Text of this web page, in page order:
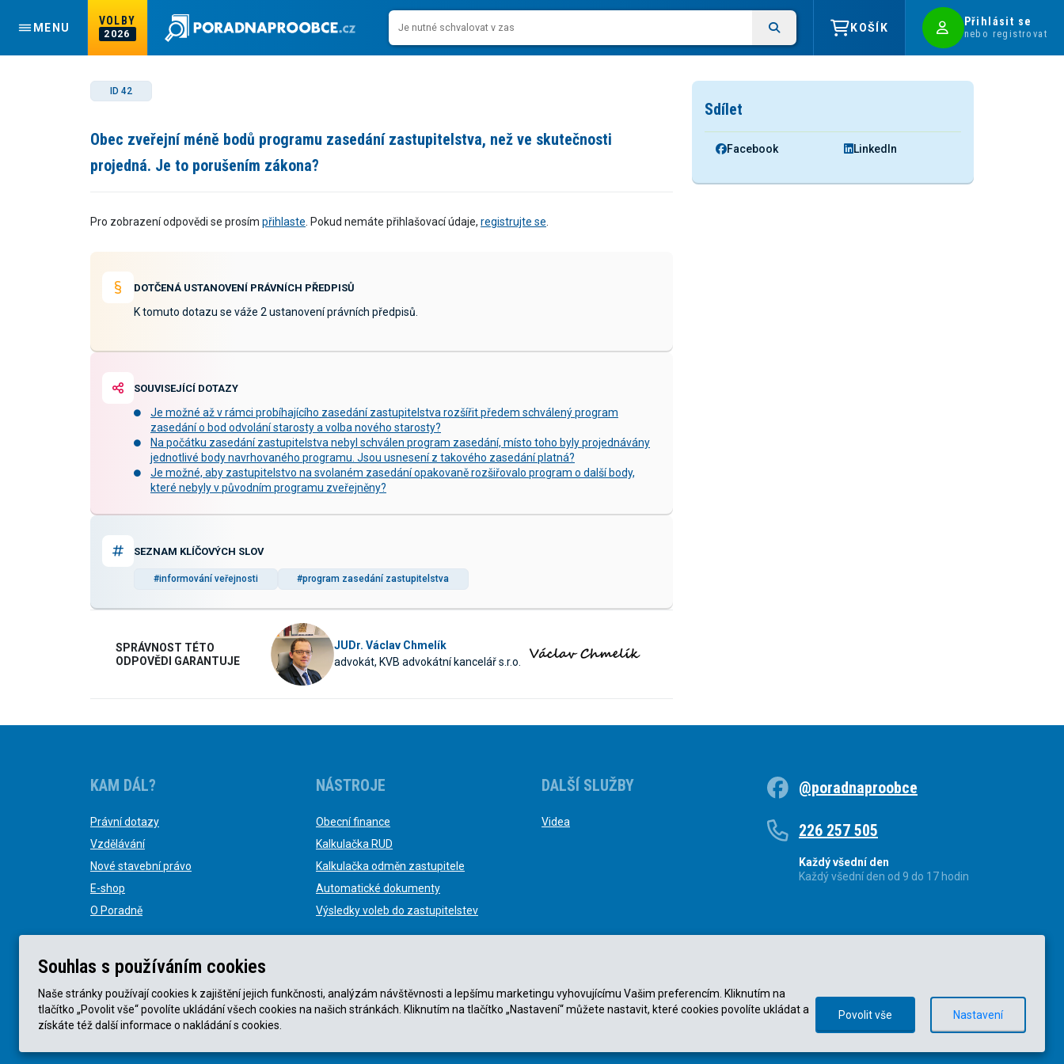
MENU
VOLBY
2026
KOŠÍK Přihlásit se
nebo registrovat
ID 42
Obec zveřejní méně bodů programu zasedání zastupitelstva, než ve skutečnosti
projedná. Je to porušením zákona?
Pro zobrazení odpovědi se prosím přihlaste . Pokud nemáte přihlašovací údaje, registrujte se
DOTČENÁ USTANOVENÍ PRÁVNÍCH PŘEDPISŮ
K tomuto dotazu se váže 2 ustanovení právních předpisů.
SOUVISEJÍCÍ DOTAZY
Je možné až v rámci probíhajícího zasedání zastupitelstva rozšířit předem schválený program
zasedání o bod odvolání starosty a volba nového starosty?
Na počátku zasedání zastupitelstva nebyl schválen program zasedání, místo toho byly projednávány
jednotlivé body navrhovaného programu. Jsou usnesení z takového zasedání platná?
Je možné, aby zastupitelstvo na svolaném zasedání opakovaně rozšiřovalo program o další body,
které nebyly v původním programu zveřejněny?
SEZNAM KLÍČOVÝCH SLOV
#informování veřejnosti #program zasedání zastupitelstva
SPRÁVNOST TÉTO
ODPOVĚDI GARANTUJE
JUDr. Václav Chmelík
advokát, KVB advokátní kancelář s.r.o.
Sdílet
Facebook LinkedIn
KAM DÁL?
Právní dotazy
Vzdělávání
Nové stavební právo
E-shop
O Poradně
NÁSTROJE
Obecní finance
Kalkulačka RUD
Kalkulačka odměn zastupitele
Automatické dokumenty
Výsledky voleb do zastupitelstev
DALŠÍ SLUŽBY
Videa
@poradnaproobce
226 257 505
Každý všední den
Každý všední den od 9 do 17 hodin
© KVB advokátní kancelář s.r.o. 2025 | Zásady ochrany osobních údajů
Souhlas s používáním cookies
Naše stránky používají cookies k zajištění jejich funkčnosti, analýzám návštěvnosti a lepšímu marketingu vyhovujícímu Vašim preferencím. Kliknutím na
tlačítko „Povolit vše“ povolíte ukládání všech cookies na našich stránkách. Kliknutím na tlačítko „Nastavení“ můžete nastavit, které cookies povolíte ukládat a
získáte též další informace o nakládání s cookies.
Povolit vše Nastavení